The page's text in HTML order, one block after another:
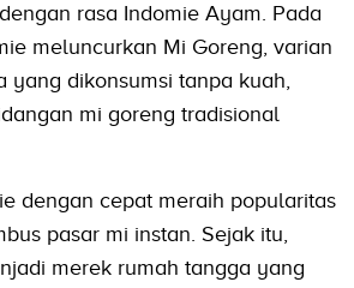
rasa Indomie Ayam. Pada
meluncurkan Mi Goreng, varian
yang dikonsumsi tanpa kuah,
mi goreng tradisional
dengan cepat meraih popularitas
pasar mi instan. Sejak itu,
merek rumah tangga yang